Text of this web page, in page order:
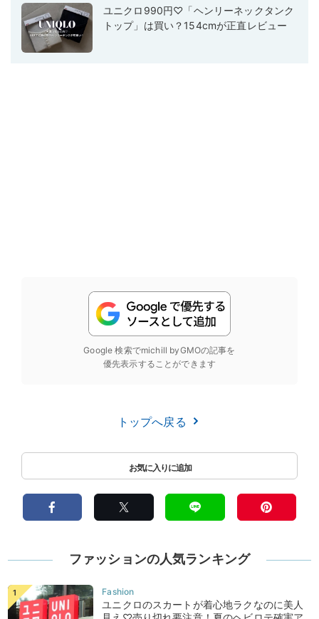
ユニクロ990円♡「ヘンリーネックタンク
トップ」は買い？154cmが正直レビュー
Google 検索でmichill byGMOの記事を
優先表示することができます
トップへ戻る
ファッションの人気ランキング
ユニクロのスカートが着心地ラクなのに美人